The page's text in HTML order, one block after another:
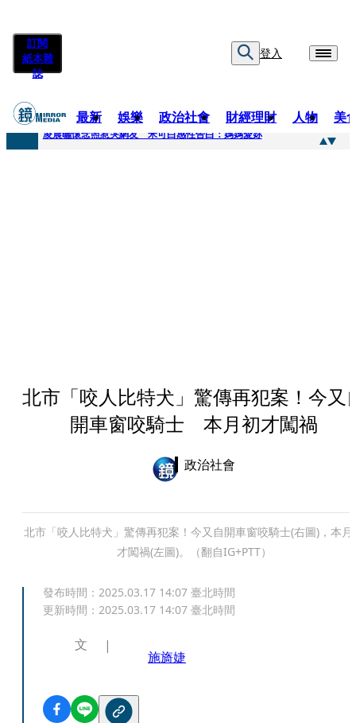
訂閱
紙本雜
誌
登入
最新 娛樂 政治社會 財經理財 人物 美
快訊
凌晨曬懷念照惹哭網友 米可白感性告白：媽媽愛妳
北市「咬人比特犬」驚傳再犯案！今又
開車窗咬騎士 本月初才闖禍
政治社會
北市「咬人比特犬」驚傳再犯案！今又自開車窗咬騎士(右圖)，本月
才闖禍(左圖)。（翻自IG+PTT）
發布時間： 2025.03.17 14:07 臺北時間
更新時間： 2025.03.17 14:07 臺北時間
文
施旖婕